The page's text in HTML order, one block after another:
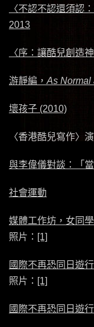
〈不認不認還須認
2013
〈序：讓酷兒創造
游靜編， As Normal
壞孩子 (2010)
〈香港酷兒寫作〉
與李偉儀對談：「
社會運動
媒體工作坊，女同
照片： [1]
國際不再恐同日遊
照片： [1]
國際不再恐同日遊